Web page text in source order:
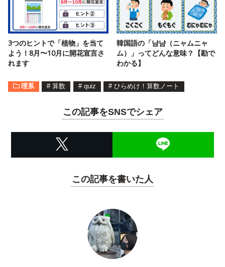
3つのヒントで「植物」を当て
よう！8月〜10月に開花宣言さ
れます
韓国語の「냠냠（ニャムニャ
ム）」ってどんな意味？【勘で
わかる】
理系 # 算数 # quiz # ひらめけ！算数ノート
この記事をSNSでシェア
この記事を書いた人